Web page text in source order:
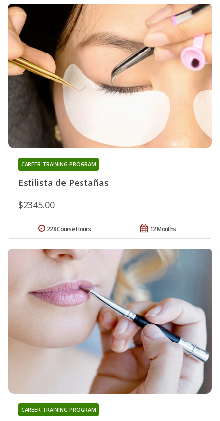
Estilista de Pestañas
CAREER TRAINING PROGRAM
$2345.00
12 Months
228 Course Hours
CAREER TRAINING PROGRAM